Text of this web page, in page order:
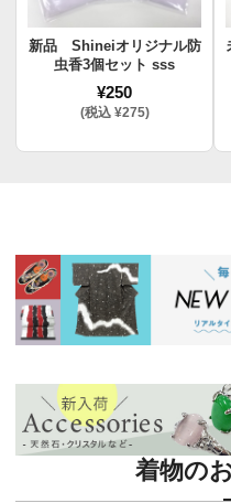
新品 Shineiオリジナル防
虫香3個セット sss
¥250
(税込 ¥275)
着物の